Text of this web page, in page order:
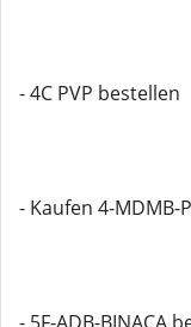
- 4C PVP bestellen
- Kaufen 4-MDMB-